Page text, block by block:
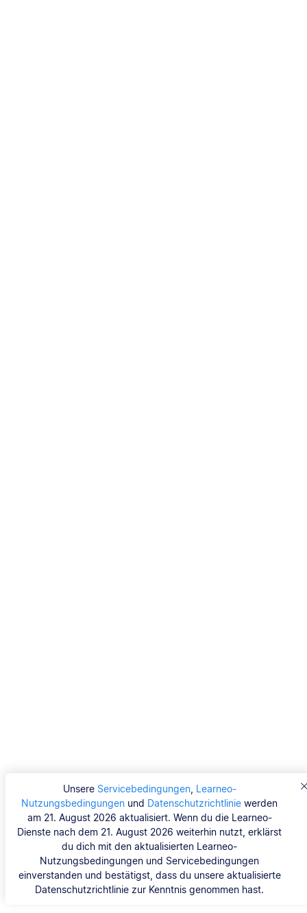
Unsere Servicebedingungen, Learneo-
Nutzungsbedingungen und Datenschutzrichtlinie werden
am 21. August 2026 aktualisiert. Wenn du die Learneo-
Dienste nach dem 21. August 2026 weiterhin nutzt, erklärst
du dich mit den aktualisierten Learneo-
Nutzungsbedingungen und Servicebedingungen
einverstanden und bestätigst, dass du unsere aktualisierte
Datenschutzrichtlinie zur Kenntnis genommen hast.